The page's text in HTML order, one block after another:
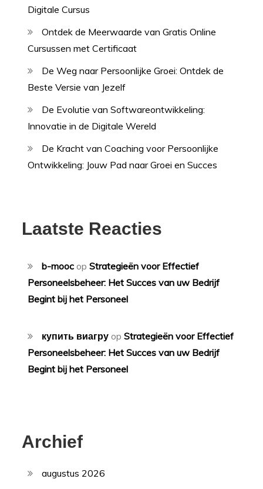
Digitale Cursus
Ontdek de Meerwaarde van Gratis Online
Cursussen met Certificaat
De Weg naar Persoonlijke Groei: Ontdek de
Beste Versie van Jezelf
De Evolutie van Softwareontwikkeling:
Innovatie in de Digitale Wereld
De Kracht van Coaching voor Persoonlijke
Ontwikkeling: Jouw Pad naar Groei en Succes
Laatste Reacties
b-mooc opStrategieën voor Effectief
Personeelsbeheer: Het Succes van uw Bedrijf
Begint bij het Personeel
купить виагру opStrategieën voor Effectief
Personeelsbeheer: Het Succes van uw Bedrijf
Begint bij het Personeel
Archief
augustus 2026